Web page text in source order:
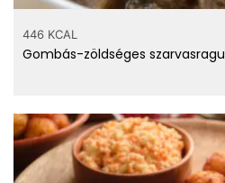
446 KCAL
Gombás-zöldséges szarvasragu